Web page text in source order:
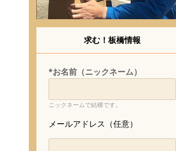
求む！板橋情報
*お名前（ニックネーム）
ニックネームで結構です。
メールアドレス（任意）